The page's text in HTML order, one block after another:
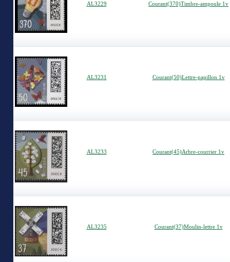
AL3229 Courant(370)Timbre-ampoule 1v
AL3231 Courant(50)Lettre-papillon 1v
AL3233 Courant(45)Arbre-courrier 1v
AL3235 Courant(37)Moulin-lettre 1v